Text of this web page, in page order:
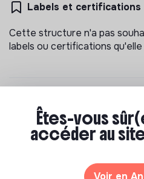
Labels et certifications
Cette structure n'a pas
labels ou certifications qu'elle
Documents
N'a pas encore communiqué
Êtes-vous
accéder au
Voir en